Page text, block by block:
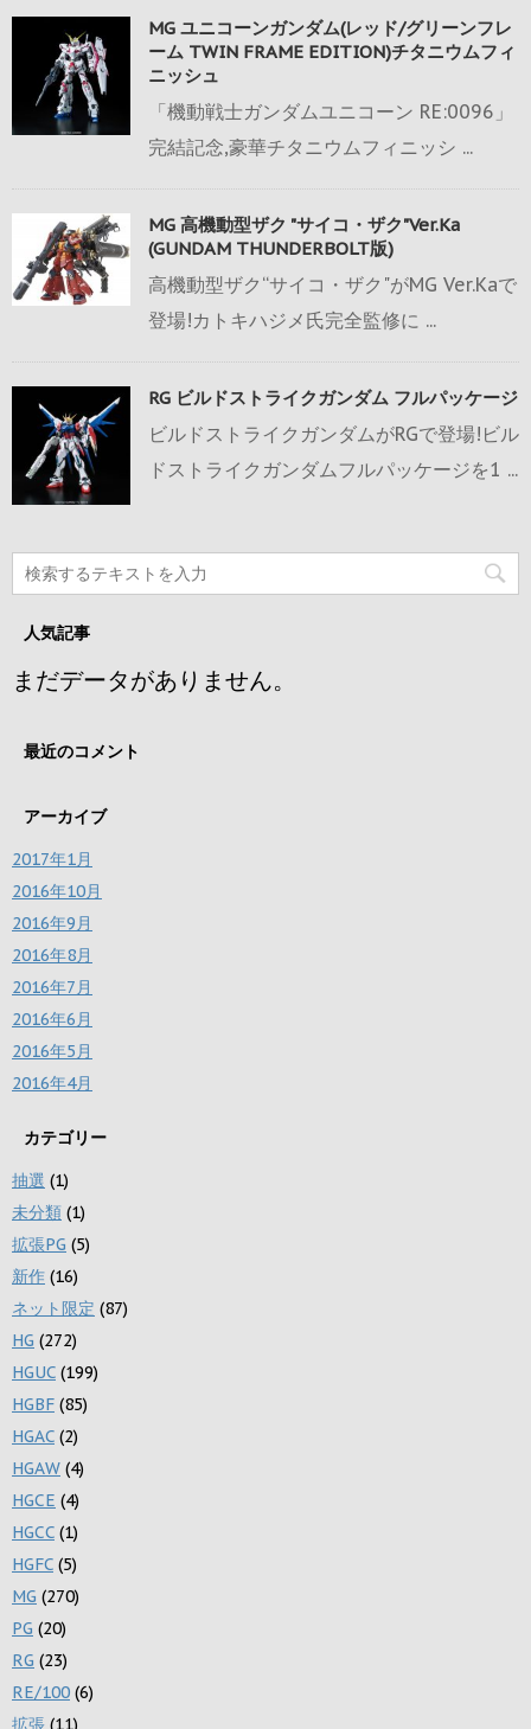
MG ユニコーンガンダム(レッド/グリーンフレ
ーム TWIN FRAME EDITION)チタニウムフィ
ニッシュ
「機動戦士ガンダムユニコーン RE:0096」
完結記念,豪華チタニウムフィニッシ ...
MG 高機動型ザク "サイコ・ザク"Ver.Ka
(GUNDAM THUNDERBOLT版)
高機動型ザク“サイコ・ザク"がMG Ver.Kaで
登場!カトキハジメ氏完全監修に ...
RG ビルドストライクガンダム フルパッケージ
ビルドストライクガンダムがRGで登場!ビル
ドストライクガンダムフルパッケージを1 ...
人気記事
まだデータがありません。
最近のコメント
アーカイブ
2017年1月
2016年10月
2016年9月
2016年8月
2016年7月
2016年6月
2016年5月
2016年4月
カテゴリー
抽選 (1)
未分類 (1)
拡張PG (5)
新作 (16)
ネット限定 (87)
HG (272)
HGUC (199)
HGBF (85)
HGAC (2)
HGAW (4)
HGCE (4)
HGCC (1)
HGFC (5)
MG (270)
PG (20)
RG (23)
RE/100 (6)
拡張 (11)